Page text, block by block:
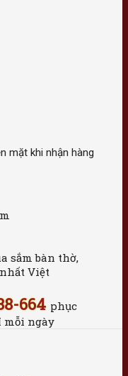
mặt khi nhận hàng
sắm bàn thờ,
Việt
664 phục
mỗi ngày